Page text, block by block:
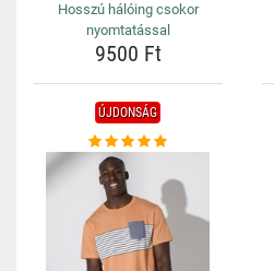
Hosszú hálóing csokor
nyomtatással
9500 Ft
ÚJDONSÁG